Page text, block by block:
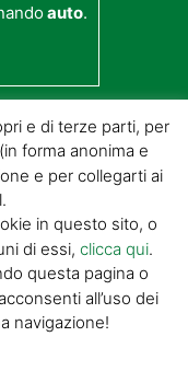
auto.
| P.IVA
51100 LOC.
BY
Condizioni
e di terze parti, per
forma anonima e
e per collegarti ai
in questo sito, o
di essi, clicca qui.
questa pagina o
all’uso dei
navigazione!